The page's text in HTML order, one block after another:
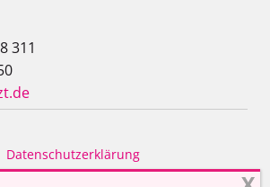
311
Datenschutzerklärung